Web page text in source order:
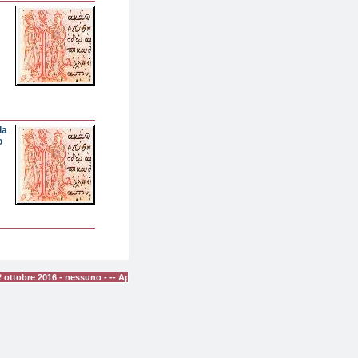
- nessuno - -- Appuntamenti di domani lunedì 03 ottobre 2016 - nessuno - --